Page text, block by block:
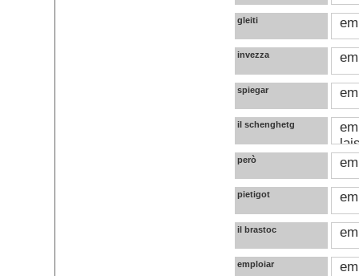
gleiti
invezza
spiegar
il schenghetg
però
pietigot
il brastoc
emploiar